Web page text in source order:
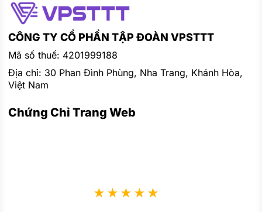
CÔNG TY CỔ PHẦN TẬP ĐOÀN VPSTTT
Mã số thuế: 4201999188
Địa chỉ: 30 Phan Đình Phùng, Nha Trang, Khánh Hòa,
Việt Nam